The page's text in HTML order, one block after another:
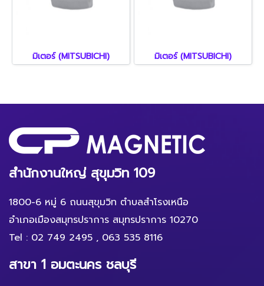
มิเตอร์ (MITSUBICHI) มิเตอร์ (MITSUBICHI)
สำนักงานใหญ่ สุขุมวิท 109
1800-6 หมู่ 6 ถนนสุขุมวิท ตำบลสำโรงเหนือ
อำเภอเมืองสมุทรปราการ สมุทรปราการ 10270
Tel : 02 749 2495 , 063 535 8116
สาขา 1 อมตะนคร ชลบุรี